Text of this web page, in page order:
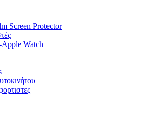
Screen Protector
Watch